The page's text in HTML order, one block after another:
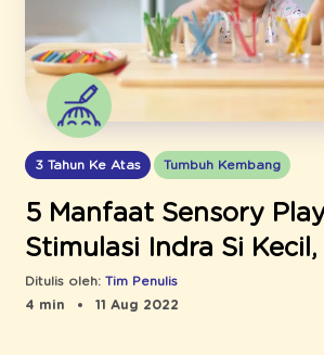
3 Tahun Ke Atas Tumbuh Kembang
5 Manfaat Sensory
Stimulasi Indra Si
Peka!
Ditulis oleh: Tim Penulis
4 min
11 Aug 2022